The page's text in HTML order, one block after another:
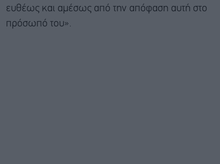
ευθέως και αμέσως από την απόφαση αυτή στο
πρόσωπό του».